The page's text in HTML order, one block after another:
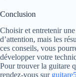
Conclusion
Choisir et entretenir
d’attention, mais les
ces conseils, vous
développer votre
Pour trouver la guitare
rendez-vous sur